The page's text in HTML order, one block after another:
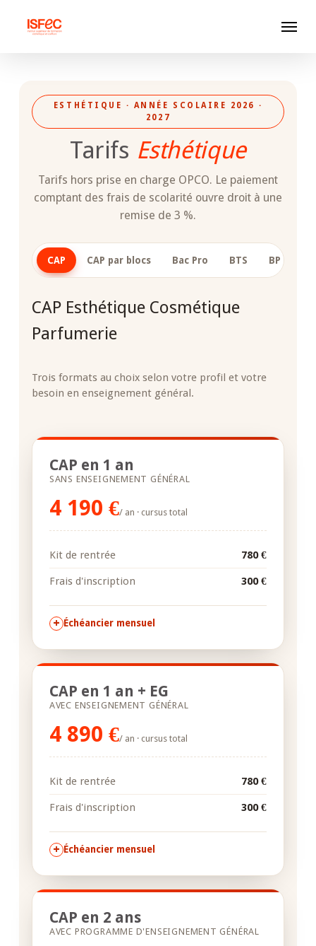
ESTHÉTIQUE · ANNÉE SCOLAIRE 2026 ·
2027
Tarifs Esthétique
Tarifs hors prise en charge OPCO. Le paiement
comptant des frais de scolarité ouvre droit à une
remise de 3 %.
CAP CAP par blocs Bac Pro BTS BP Privé
CAP Esthétique Cosmétique
Parfumerie
Trois formats au choix selon votre profil et votre
besoin en enseignement général.
CAP en 1 an
SANS ENSEIGNEMENT GÉNÉRAL
4 190 €/ an · cursus total
Kit de rentrée 780 €
Frais d'inscription 300 €
Échéancier mensuel
CAP en 1 an + EG
AVEC ENSEIGNEMENT GÉNÉRAL
4 890 €/ an · cursus total
Kit de rentrée 780 €
Frais d'inscription 300 €
Échéancier mensuel
CAP en 2 ans
AVEC PROGRAMME D'ENSEIGNEMENT GÉNÉRAL